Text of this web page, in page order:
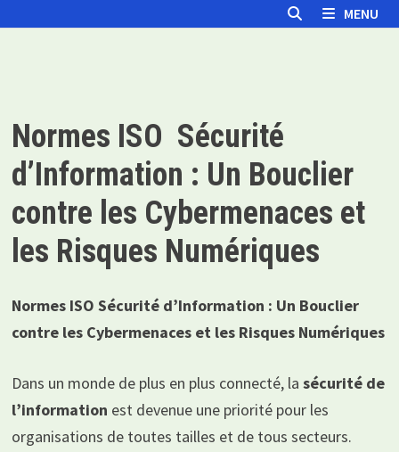
MENU
Normes ISO Sécurité
d’Information : Un Bouclier
contre les Cybermenaces et
les Risques Numériques
Normes ISO Sécurité d’Information : Un Bouclier
contre les Cybermenaces et les Risques Numériques
Dans un monde de plus en plus connecté, la sécurité de
l’information est devenue une priorité pour les
organisations de toutes tailles et de tous secteurs.